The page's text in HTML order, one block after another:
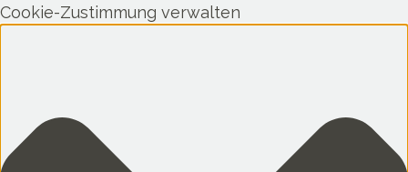
Cookie-Zustimmung verwalten